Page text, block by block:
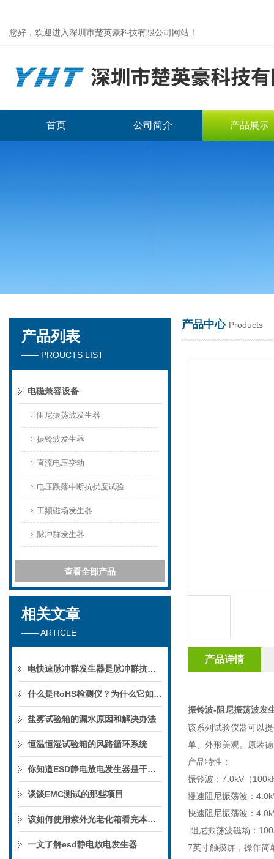
您好，欢迎进入深圳市楚英豪科技有限公司网站！
深圳市楚英豪科技有限公司
首页 公司简介 产品展示
产品列表
—— PROUCTS LIST
电磁兼容设备
阻尼振荡波发生器
振铃波发生器
直流电压变动
电压跌落中断抗扰度试验
工频磁场发生器
脉冲群发生器
查看全部产品
相关文章
—— ARTICLE
电快速脉冲群发生器是脉冲群抗扰度试验中的主要设备
什么是RoHS检测仪？为什么它如此重要？
盐雾试验箱的漏水原因和解决办法
恒温恒湿试验箱的风路循环系统
你知道ESD静电放电发生器是干什么的么？看看本篇
谈谈EMC测试的那些项目
该如何使用紫外光老化箱看完本篇你就知道了
一文了解esd静电放电发生器
产品中心 Products
产品详情
振铃波-阻尼振荡波发
该系列试验仪器可以
单、外形美观。
原装
产品特性：
振铃波：7.0kV（
慢速阻尼振荡波：
快速阻尼振荡波：
阻尼振荡波磁场：100A/
7英寸触摸屏，操作简